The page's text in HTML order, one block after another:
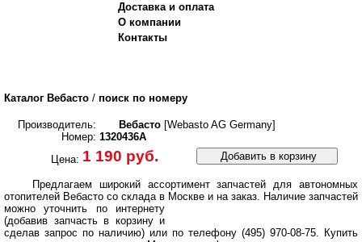
Доставка и оплата
О компании
Контакты
Каталог Вебасто / поиск по номеру
Производитель:
Номер:
Вебасто [Webasto AG Germany]
1320436A
Цена: 1 190 руб. Добавить в корзину
Предлагаем широкий ассортимент запчастей для автономных
отопителей Вебасто со склада в Москве и на заказ. Наличие запчастей
можно уточнить по интернету
(добавив запчасть в корзину и
сделав запрос по наличию) или по телефону (495) 970-08-75. Купить